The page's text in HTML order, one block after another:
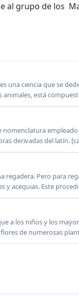
al grupo de los
una ciencia que se
está
nomenclatura
derivadas del latín.
regadera. Pero para
y acequias. Este
a los niños y los
de numerosas